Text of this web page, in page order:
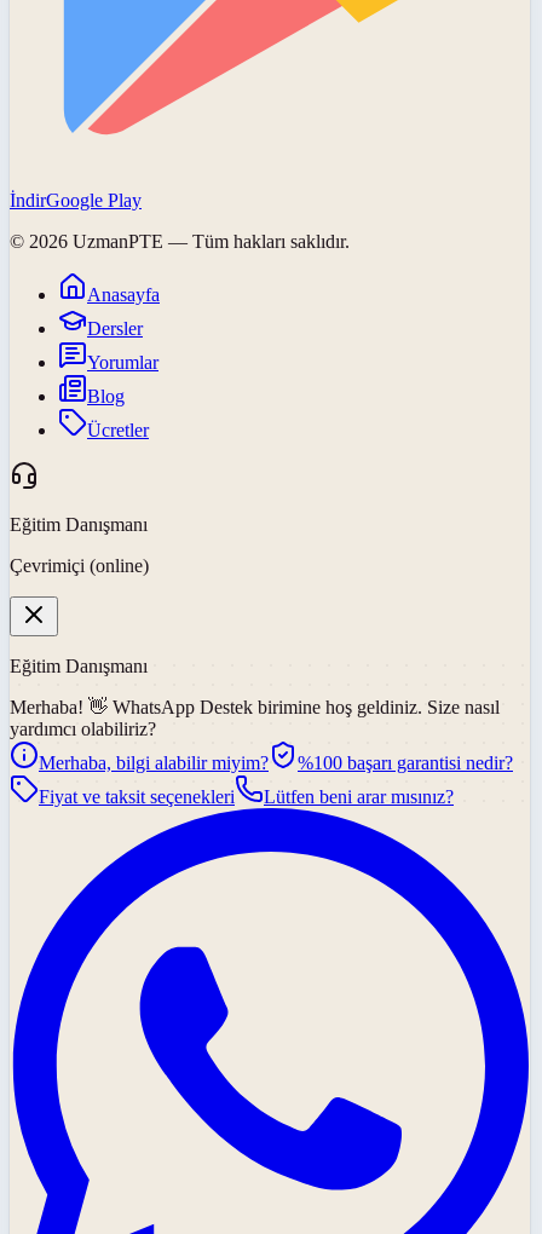
İndirGoogle Play
© 2026 UzmanPTE — Tüm hakları saklıdır.
Anasayfa
Dersler
Yorumlar
Blog
Ücretler
Eğitim Danışmanı
Çevrimiçi (online)
Eğitim Danışmanı
Merhaba! 👋 WhatsApp Destek birimine hoş geldiniz. Size nasıl
yardımcı olabiliriz?
Merhaba, bilgi alabilir miyim?
%100 başarı garantisi nedir?
Fiyat ve taksit seçenekleri
Lütfen beni arar mısınız?